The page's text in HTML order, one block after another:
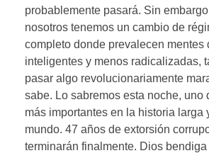
probablemente pasará. Sin
nosotros tenemos un cambio de
completo donde prevalecen mentes
inteligentes y menos radicalizadas,
pasar algo revolucionariamente
sabe. Lo sabremos esta noche, uno
más importantes en la historia larga
mundo. 47 años de extorsión
terminarán finalmente. Dios